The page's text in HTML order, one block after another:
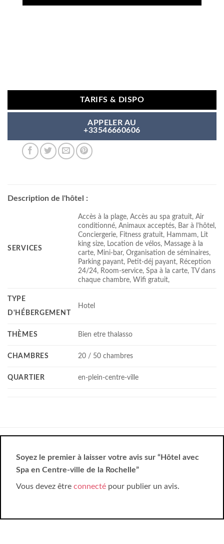
TARIFS & DISPO
APPELER AU
+33546660606
Description de l'hôtel :
SERVICES
Accès à la plage, Accès au spa gratuit, Air
conditionné, Animaux acceptés, Bar à l'hôtel,
Conciergerie, Fitness gratuit, Hammam, Lit
king size, Location de vélos, Massage à la
carte, Mini-bar, Organisation de séminaires,
Parking payant, Petit-déj payant, Réception
24/24, Room-service, Spa à la carte, TV dans
chaque chambre, Wifi gratuit,
TYPE
D'HÉBERGEMENT
Hotel
THÈMES Bien etre thalasso
CHAMBRES 20 / 50 chambres
QUARTIER en-plein-centre-ville
Soyez le premier à laisser votre avis sur “Hôtel avec
Spa en Centre-ville de la Rochelle”
Vous devez être connecté pour publier un avis.